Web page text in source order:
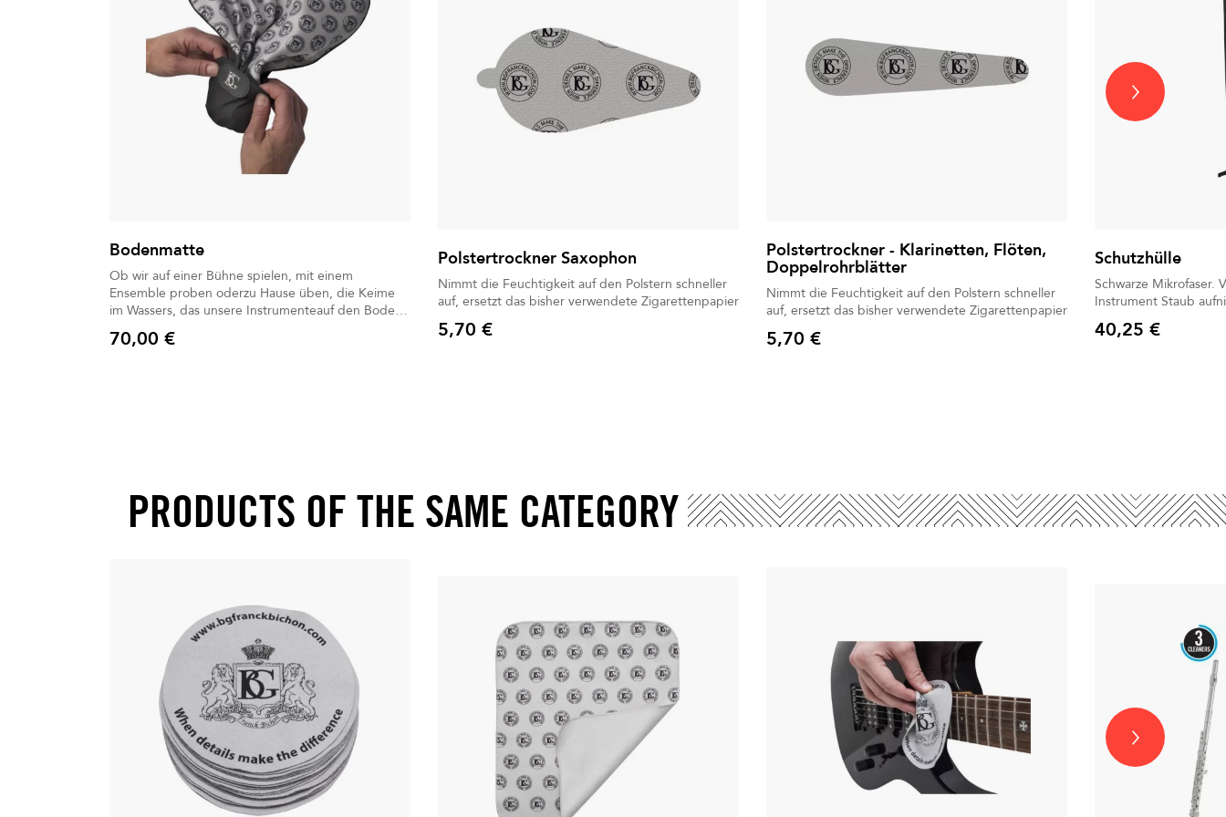
Bodenmatte
Ob wir auf einer Bühne spielen, mit einem
Ensemble proben oderzu Hause üben, die Keime
im Wassers, das unsere Instrumenteauf den Boden
spritzt, können mehr als 4 Stunden überdauern.
Jetzt ist es wichtiger denn je,alle zusätzlichen
Preis
70,00 €
Polstertrockner Saxophon
Nimmt die Feuchtigkeit auf den Polstern schneller
auf, ersetzt das bisher verwendete Zigarettenpapier
Preis
5,70 €
Polstertrockner - Klarinetten, Flöten,
Doppelrohrblätter
Nimmt die Feuchtigkeit auf den Polstern schneller
auf, ersetzt das bisher verwendete Zigarettenpapier
Preis
5,70 €
Schutzhülle
Schwarze Mikrofaser.
Instrument Staub
Preis
40,25 €
PRODUCTS OF THE SAME CATEGORY